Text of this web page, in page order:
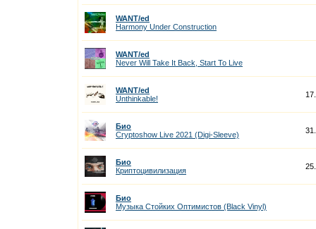
WANT/ed
Harmony Under Construction
WANT/ed
Never Will Take It Back, Start To Live
WANT/ed
Unthinkable!
Био
Cryptoshow Live 2021 (Digi-Sleeve)
Био
Криптоцивилизация
Био
Музыка Стойких Оптимистов (Black Vinyl)